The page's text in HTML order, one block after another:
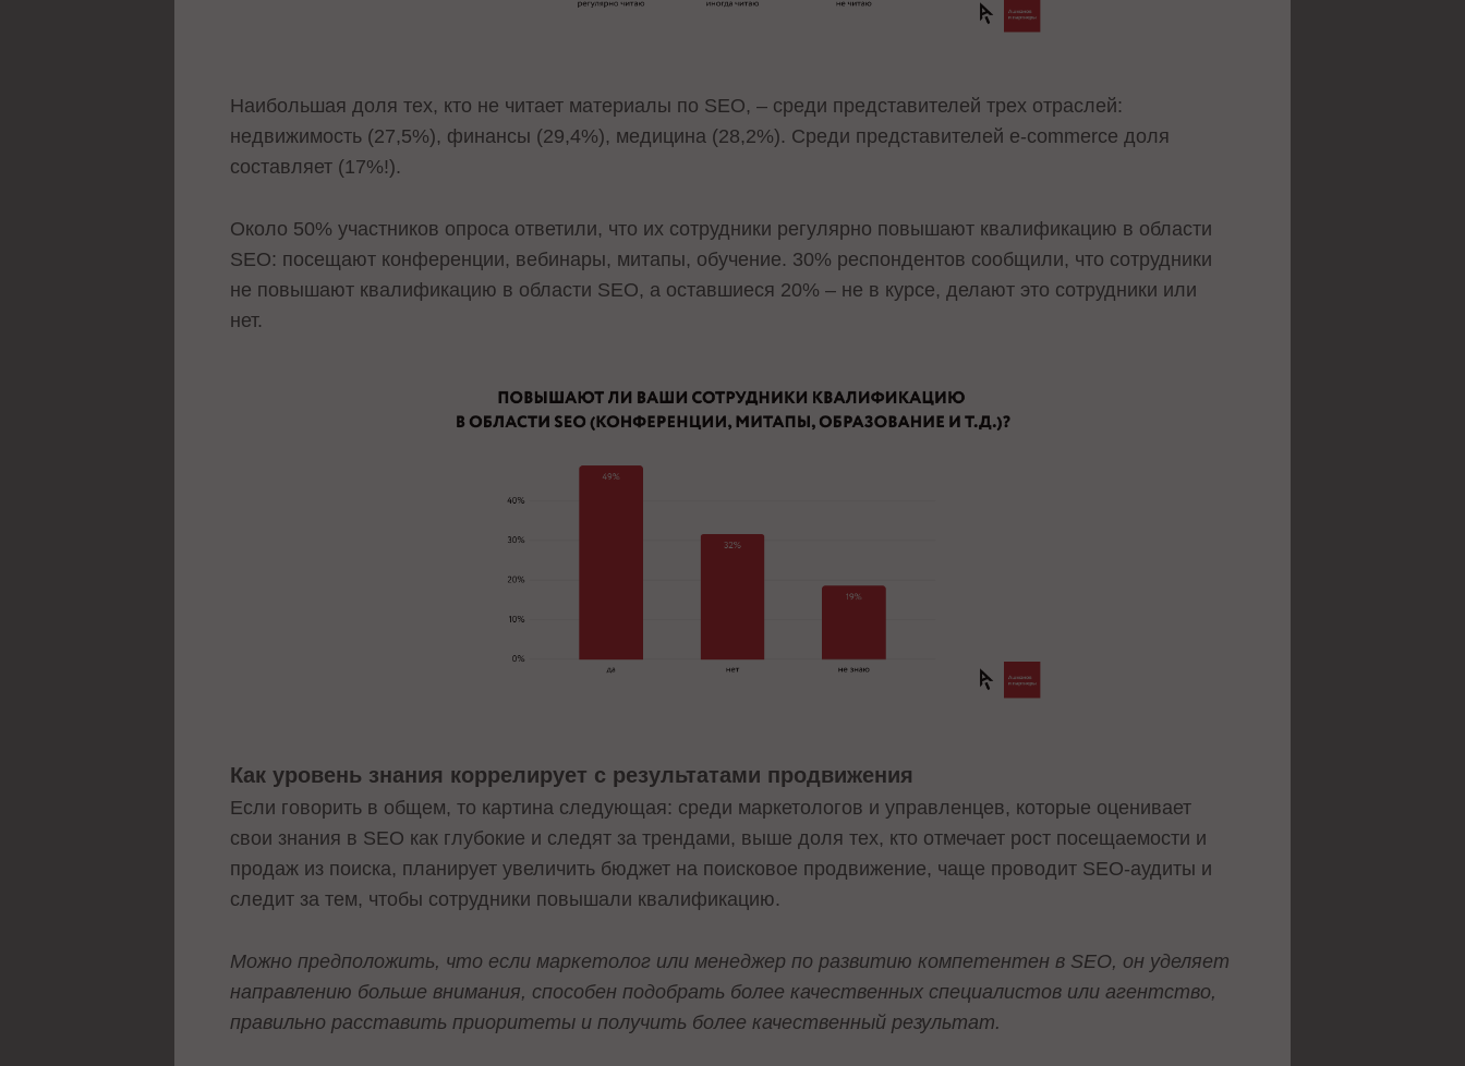
Наибольшая доля тех, кто не читает материалы по SEO, – среди представителей трех отраслей:
недвижимость (27,5%), финансы (29,4%), медицина (28,2%). Среди представителей e-commerce доля
составляет (17%!).
Около 50% участников опроса ответили, что их сотрудники регулярно повышают квалификацию в области
SEO: посещают конференции, вебинары, митапы, обучение. 30% респондентов сообщили, что сотрудники
не повышают квалификацию в области SEO, а оставшиеся 20% – не в курсе, делают это сотрудники или
нет.
Как уровень знания коррелирует с результатами продвижения
Если говорить в общем, то картина следующая: среди маркетологов и управленцев, которые оценивает
свои знания в SEO как глубокие и следят за трендами, выше доля тех, кто отмечает рост посещаемости и
продаж из поиска, планирует увеличить бюджет на поисковое продвижение, чаще проводит SEO-аудиты и
следит за тем, чтобы сотрудники повышали квалификацию.
Можно предположить, что если маркетолог или менеджер по развитию компетентен в SEO, он уделяет
направлению больше внимания, способен подобрать более качественных специалистов или агентство,
правильно расставить приоритеты и получить более качественный результат.